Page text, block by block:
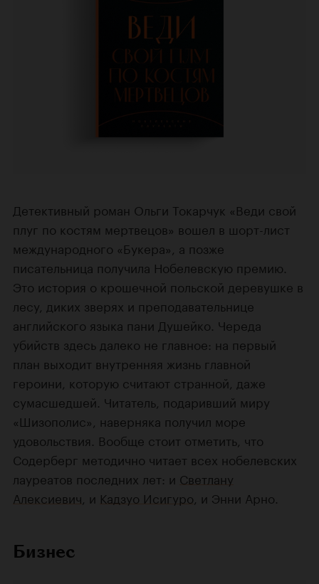
Детективный роман Ольги Токарчук «Веди свой
плуг по костям мертвецов» вошел в шорт-лист
международного «Букера», а позже
писательница получила Нобелевскую премию.
Это история о крошечной польской деревушке в
лесу, диких зверях и преподавательнице
английского языка пани Душейко. Череда
убийств здесь далеко не главное: на первый
план выходит внутренняя жизнь главной
героини, которую считают странной, даже
сумасшедшей. Читатель, подаривший миру
«Шизополис», наверняка получил море
удовольствия. Вообще стоит отметить, что
Содерберг методично читает всех нобелевских
лауреатов последних лет: и Светлану
Алексиевич, и Кадзуо Исигуро, и Энни Арно.
Бизнес